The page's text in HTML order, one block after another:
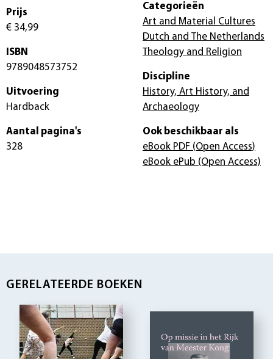
Prijs
€ 34,99
ISBN
9789048573752
Uitvoering
Hardback
Aantal pagina's
328
Categorieën
Art and Material Cultures
Dutch and The Netherlands
Theology and Religion
Discipline
History, Art History, and
Archaeology
Ook beschikbaar als
eBook PDF (Open Access)
eBook ePub (Open Access)
GERELATEERDE BOEKEN